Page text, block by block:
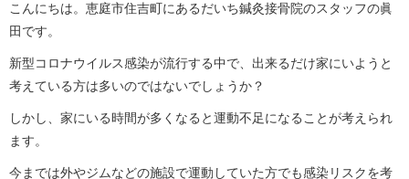
こんにちは。恵庭市住吉町にあるだいち鍼灸接骨院のスタッフの眞
田です。
新型コロナウイルス感染が流行する中で、出来るだけ家にいようと
考えている方は多いのではないでしょうか？
しかし、家にいる時間が多くなると運動不足になることが考えられ
ます。
今までは外やジムなどの施設で運動していた方でも感染リスクを考